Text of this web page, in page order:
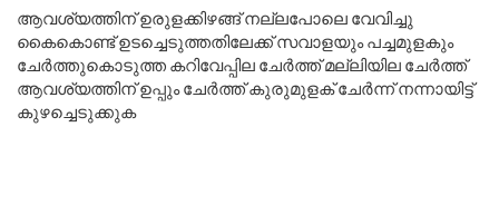
ആവശ്യത്തിന് ഉരുളക്കിഴങ്ങ് നല്ലപോലെ വേവിച്ചു
കൈകൊണ്ട് ഉടച്ചെടുത്തതിലേക്ക് സവാളയും പച്ചമുളകും
ചേർത്തുകൊടുത്ത കറിവേപ്പില ചേർത്ത് മല്ലിയില ചേർത്ത്
ആവശ്യത്തിന് ഉപ്പും ചേർത്ത് കുരുമുളക് ചേർന്ന് നന്നായിട്ട്
കുഴച്ചെടുക്കുക